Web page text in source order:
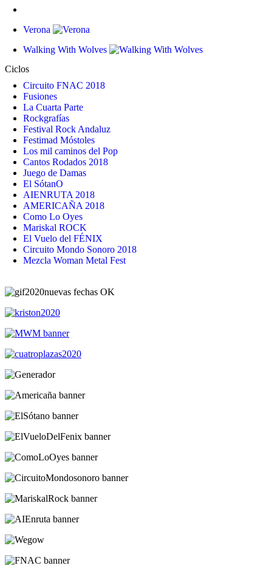
Verona
Walking With Wolves
Ciclos
Circuito FNAC 2018
Fusiones
La Cuarta Parte
Rockgrafías
Festival Rock Andaluz
Festimad Móstoles
Los mil caminos del Pop
Cantos Rodados 2018
Juego de Damas
El SótanO
AIENRUTA 2018
AMERICAÑA 2018
Como Lo Oyes
Mariskal ROCK
El Vuelo del FÉNIX
Circuito Mondo Sonoro 2018
Mezcla Woman Metal Fest